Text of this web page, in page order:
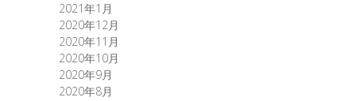
2021年1月
2020年12月
2020年11月
2020年10月
2020年9月
2020年8月